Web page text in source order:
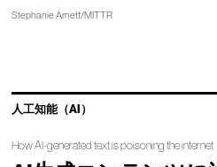
Stephanie Arnett/MITTR
人工知能（AI）
How AI-generated text is poisoning the internet